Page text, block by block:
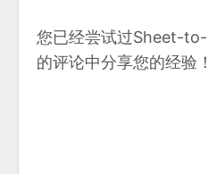
您已经尝试过Sheet-
的评论中分享您的经验！